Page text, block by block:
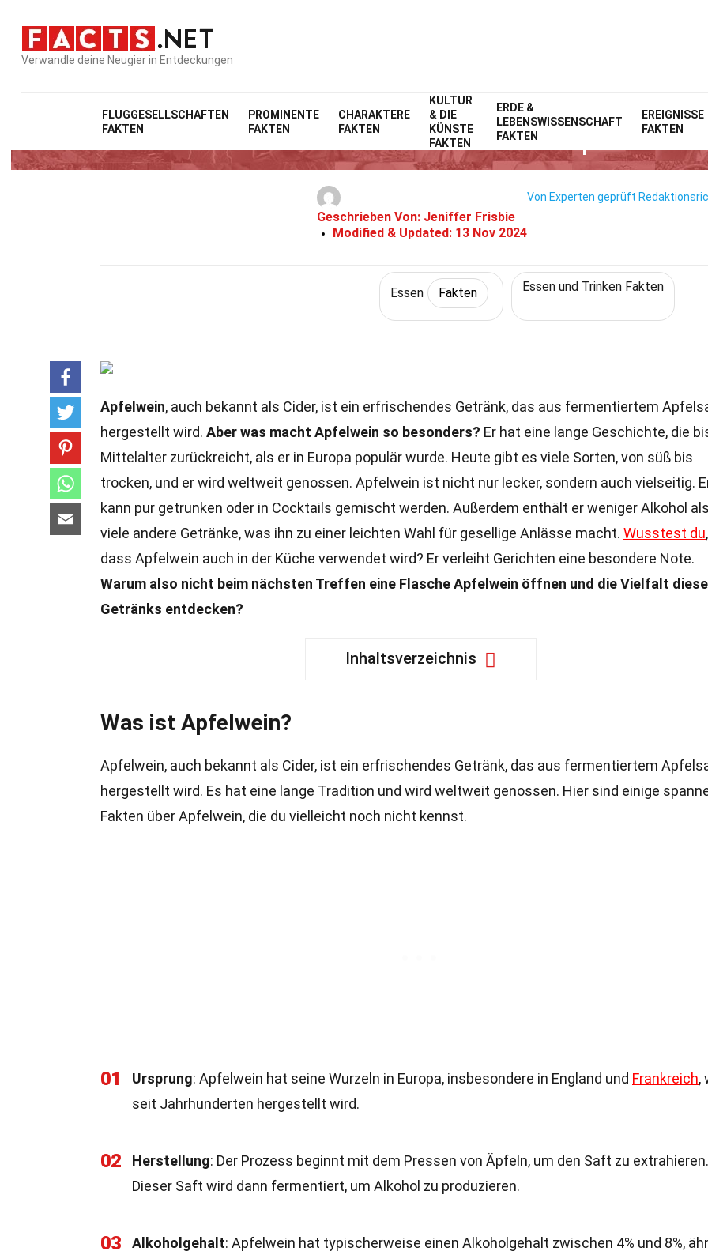
Verwandle deine Neugier in Entdeckungen
FLUGGESELLSCHAFTEN
FAKTEN
PROMINENTE
FAKTEN
CHARAKTERE
FAKTEN
KULTUR
& DIE
KÜNSTE
FAKTEN
ERDE &
LEBENSWISSENSCHAFT
FAKTEN
EREIGNISSE
FAKTEN
Home LebensstilFakten Fakten
30 Fakten Über Apfelwein
Geschrieben Von: Jeniffer Frisbie
Modified & Updated: 13 Nov 2024
Von Experten geprüft
Essen Fakten Essen und Trinken Fakten
Apfelwein, auch bekannt als Cider, ist ein erfrischendes Getränk, das aus fermentiertem
hergestellt wird. Aber was macht Apfelwein so besonders? Er hat eine lange Geschichte, die
Mittelalter zurückreicht, als er in Europa populär wurde. Heute gibt es viele Sorten, von süß bis
trocken, und er wird weltweit genossen. Apfelwein ist nicht nur lecker, sondern auch vielseitig.
kann pur getrunken oder in Cocktails gemischt werden. Außerdem enthält er weniger Alkohol
viele andere Getränke, was ihn zu einer leichten Wahl für gesellige Anlässe macht. Wusstest du,
dass Apfelwein auch in der Küche verwendet wird? Er verleiht Gerichten eine besondere Note.
Warum also nicht beim nächsten Treffen eine Flasche Apfelwein öffnen und die Vielfalt
Getränks entdecken?
Inhaltsverzeichnis
Was ist Apfelwein?
Apfelwein, auch bekannt als Cider, ist ein erfrischendes Getränk, das aus fermentiertem
hergestellt wird. Es hat eine lange Tradition und wird weltweit genossen. Hier sind einige
Fakten über Apfelwein, die du vielleicht noch nicht kennst.
01 Ursprung: Apfelwein hat seine Wurzeln in Europa, insbesondere in England und Frankreich,
seit Jahrhunderten hergestellt wird.
02 Herstellung: Der Prozess beginnt mit dem Pressen von Äpfeln, um den Saft zu extrahieren.
Dieser Saft wird dann fermentiert, um Alkohol zu produzieren.
03 Alkoholgehalt: Apfelwein hat typischerweise einen Alkoholgehalt zwischen 4% und 8%,